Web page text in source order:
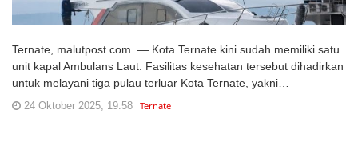
Ternate, malutpost.com — Kota Ternate kini sudah memiliki satu
unit kapal Ambulans Laut. Fasilitas kesehatan tersebut dihadirkan
untuk melayani tiga pulau terluar Kota Ternate, yakni…
24 Oktober 2025, 19:58 Ternate